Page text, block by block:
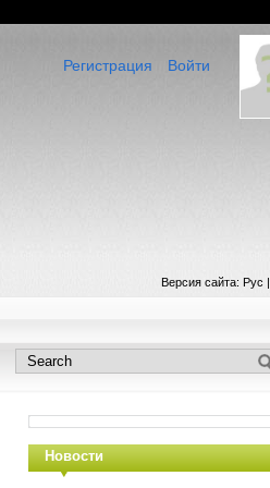
Войти
Регистрация
Версия сайта: Рус |
Новости